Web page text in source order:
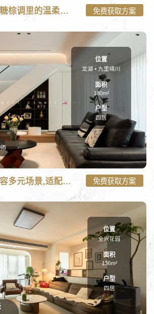
on line101
调里的温柔烟火气-三居115㎡装修案例"
115㎡中古风：焦糖棕调里的温柔烟火气 免费获取方案
on line101
元场景,适配每一种生活-四居180㎡装修案例"
位置
龙湖 • 九里晴川
面积
180m²
户型
四居
180㎡意式风：兼容多元场景,适配每一种生活 免费获取方案
位置
全兴花园
面积
136m²
户型
四居